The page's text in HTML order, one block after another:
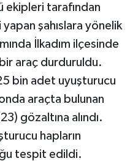
ekipleri tarafından
şahıslara yönelik
İlkadım ilçesinde
araç durduruldu.
bin adet uyuşturucu
araçta bulunan
gözaltına alındı.
hapların
tespit edildi.